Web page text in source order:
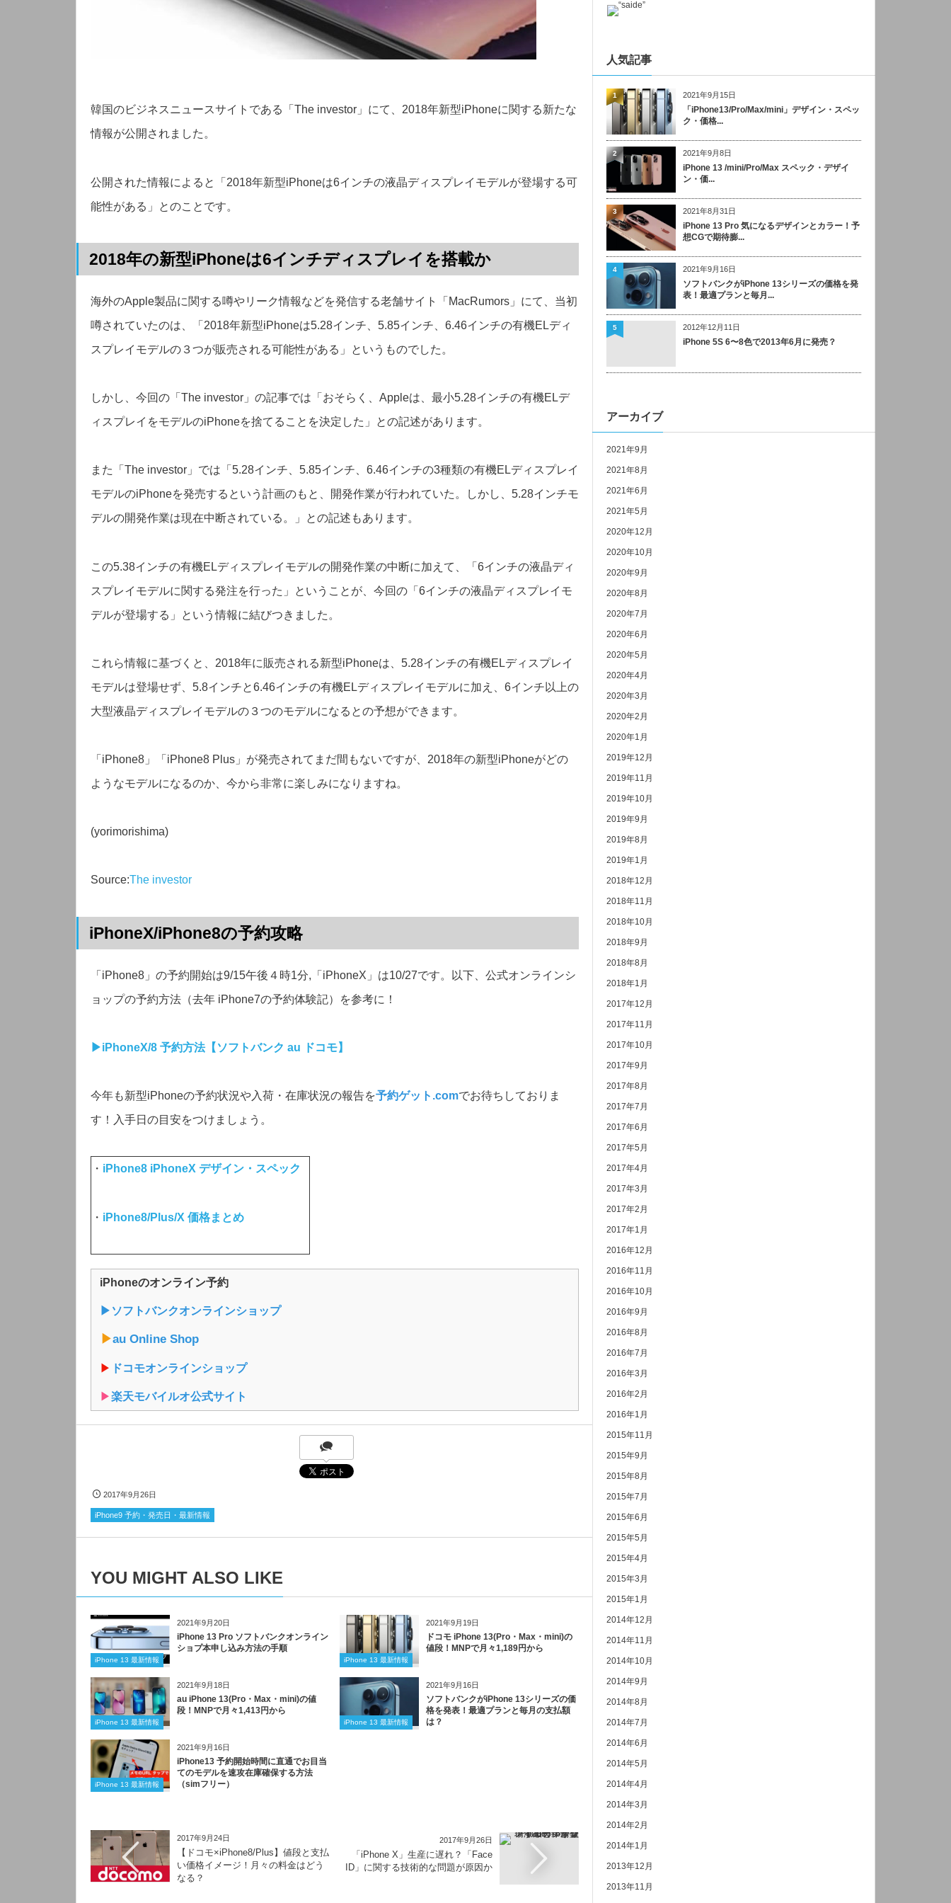
韓国のビジネスニュースサイトである「The investor」にて、2018年新型iPhoneに関する新たな
情報が公開されました。
公開された情報によると「2018年新型iPhoneは6インチの液晶ディスプレイモデルが登場する可
能性がある」とのことです。
2018年の新型iPhoneは6インチディスプレイを搭載か
海外のApple製品に関する噂やリーク情報などを発信する老舗サイト「MacRumors」にて、当初
噂されていたのは、「2018年新型iPhoneは5.28インチ、5.85インチ、6.46インチの有機ELディ
スプレイモデルの３つが販売される可能性がある」というものでした。
しかし、今回の「The investor」の記事では「おそらく、Appleは、最小5.28インチの有機ELデ
ィスプレイをモデルのiPhoneを捨てることを決定した」との記述があります。
また「The investor」では「5.28インチ、5.85インチ、6.46インチの3種類の有機ELディスプレイ
モデルのiPhoneを発売するという計画のもと、開発作業が行われていた。しかし、5.28インチモ
デルの開発作業は現在中断されている。」との記述もあります。
この5.38インチの有機ELディスプレイモデルの開発作業の中断に加えて、「6インチの液晶ディ
スプレイモデルに関する発注を行った」ということが、今回の「6インチの液晶ディスプレイモ
デルが登場する」という情報に結びつきました。
これら情報に基づくと、2018年に販売される新型iPhoneは、5.28インチの有機ELディスプレイ
モデルは登場せず、5.8インチと6.46インチの有機ELディスプレイモデルに加え、6インチ以上の
大型液晶ディスプレイモデルの３つのモデルになるとの予想ができます。
「iPhone8」「iPhone8 Plus」が発売されてまだ間もないですが、2018年の新型iPhoneがどの
ようなモデルになるのか、今から非常に楽しみになりますね。
(yorimorishima)
Source:The investor
iPhoneX/iPhone8の予約攻略
「iPhone8」の予約開始は9/15午後４時1分,「iPhoneX」は10/27です。以下、公式オンラインシ
ョップの予約方法（去年 iPhone7の予約体験記）を参考に！
▶︎iPhoneX/8 予約方法【ソフトバンク au ドコモ】
今年も新型iPhoneの予約状況や入荷・在庫状況の報告を予約ゲット.comでお待ちしておりま
す！入手日の目安をつけましょう。
・ iPhone8 iPhoneX デザイン・スペック
・ iPhone8/Plus/X 価格まとめ
iPhoneのオンライン予約
▶︎ソフトバンクオンラインショップ
▶︎au Online Shop
▶︎ ドコモオンラインショップ
▶︎楽天モバイルオ公式サイト
2017年9月26日
iPhone9 予約・発売日・最新情報
YOU MIGHT ALSO LIKE
2021年9月20日
iPhone 13 最新情報
iPhone 13 Pro ソフトバンクオンライン
ショプ本申し込み方法の手順
2021年9月19日
iPhone 13 最新情報
ドコモ iPhone 13(Pro・Max・mini)の
値段！MNPで月々1,189円から
2021年9月18日
iPhone 13 最新情報
au iPhone 13(Pro・Max・mini)の値
段！MNPで月々1,413円から
2021年9月16日
iPhone 13 最新情報
ソフトバンクがiPhone 13シリーズの価
格を発表！最適プランと毎月の支払額
は？
2021年9月16日
iPhone 13 最新情報
iPhone13 予約開始時間に直通でお目当
てのモデルを速攻在庫確保する方法
（simフリー）
2017年9月24日
【ドコモ×iPhone8/Plus】値段と支払
い価格イメージ！月々の料金はどう
なる？
2017年9月26日
「iPhone X」生産に遅れ？「Face
ID」に関する技術的な問題が原因か
人気記事
2021年9月15日
「iPhone13/Pro/Max/mini」デザイン・スペッ
ク・価格...
1
2021年9月8日
iPhone 13 /mini/Pro/Max スペック・デザイ
ン・価...
2
2021年8月31日
iPhone 13 Pro 気になるデザインとカラー！予
想CGで期待膨...
3
2021年9月16日
ソフトバンクがiPhone 13シリーズの価格を発
表！最適プランと毎月...
4
2012年12月11日
iPhone 5S 6〜8色で2013年6月に発売？
5
アーカイブ
2021年9月
2021年8月
2021年6月
2021年5月
2020年12月
2020年10月
2020年9月
2020年8月
2020年7月
2020年6月
2020年5月
2020年4月
2020年3月
2020年2月
2020年1月
2019年12月
2019年11月
2019年10月
2019年9月
2019年8月
2019年1月
2018年12月
2018年11月
2018年10月
2018年9月
2018年8月
2018年1月
2017年12月
2017年11月
2017年10月
2017年9月
2017年8月
2017年7月
2017年6月
2017年5月
2017年4月
2017年3月
2017年2月
2017年1月
2016年12月
2016年11月
2016年10月
2016年9月
2016年8月
2016年7月
2016年3月
2016年2月
2016年1月
2015年11月
2015年9月
2015年8月
2015年7月
2015年6月
2015年5月
2015年4月
2015年3月
2015年1月
2014年12月
2014年11月
2014年10月
2014年9月
2014年8月
2014年7月
2014年6月
2014年5月
2014年4月
2014年3月
2014年2月
2014年1月
2013年12月
2013年11月